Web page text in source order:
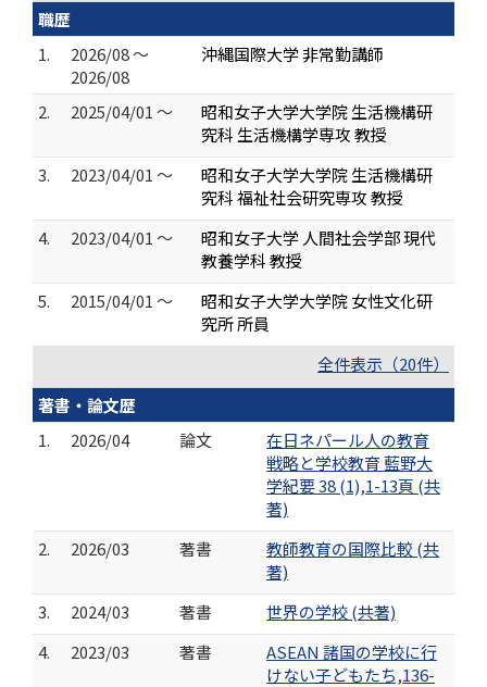
職歴
1.
2026/08 ～
2026/08
沖縄国際大学 非常勤講師
2. 2025/04/01 ～
昭和女子大学大学院 生活機構研
究科 生活機構学専攻 教授
3.
2023/04/01 ～
昭和女子大学大学院 生活機構研
究科 福祉社会研究専攻 教授
4.
2023/04/01 ～
昭和女子大学 人間社会学部 現代
教養学科 教授
5.
2015/04/01 ～
昭和女子大学大学院 女性文化研
究所 所員
全件表示（20件）
著書・論文歴
1.
2026/04 論文
在日ネパール人の教育
戦略と学校教育 藍野大
学紀要 38 (1),1-13頁 (共
著)
2.
2026/03 著書
教師教育の国際比較 (共
著)
3.
2024/03 著書
世界の学校 (共著)
4.
2023/03 著書
ASEAN 諸国の学校に行
けない子どもたち,136-